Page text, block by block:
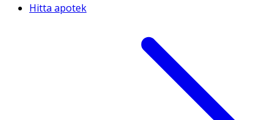
Hitta apotek